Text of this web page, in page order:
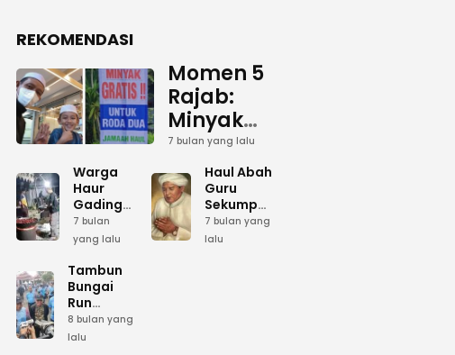
REKOMENDASI
Momen 5
Rajab:
Minyak
Gratis
dan Cinta
yang
Terus
Mengalir
7 bulan yang lalu
Warga
Haur
Gading
Siapkan
Bumbu
Umum
Sambut 5
Rajab di
Sekumpul
7 bulan
yang lalu
Haul Abah
Guru
Sekumpul:
Ketika
Lautan
7 bulan yang
lalu
Tambun
Bungai
Run
Meriahkan
Hari Bela
8 bulan yang
lalu